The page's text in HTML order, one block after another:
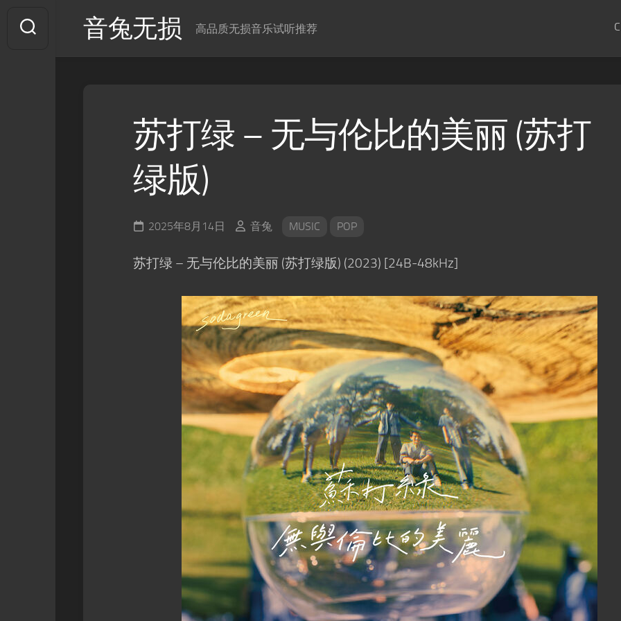
content
音兔无损 高品质无损音乐试听推荐
苏打绿 – 无与伦比的美丽 (苏打
绿版)
2025年8月14日 音兔 MUSIC POP
苏打绿 – 无与伦比的美丽 (苏打绿版) (2023) [24B-48kHz]